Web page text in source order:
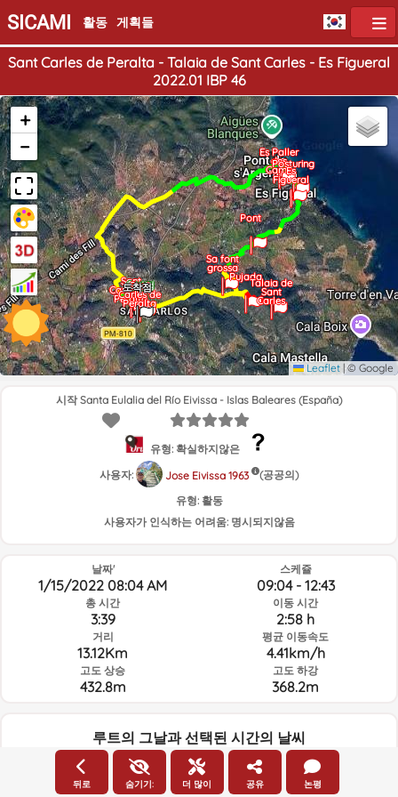
SICAMI 활동 게획들
Sant Carles de Peralta - Talaia de Sant Carles - Es Figueral
2022.01 IBP 46
출발점
도착점
Sant
Carles de
Peralta
PujadaTalaia de
Sant
Carles
Sa font
grossa
Pont
Es
Figueral
Posturing
Es Paller
des
Camp
Sant
Carles de
Peralta
+
−
Leaflet |© Google
시작 Santa Eulalia del Río Eivissa - Islas Baleares (España)
유형: 확실하지않은
사용자:
Jose Eivissa 1963
(공공의)
유형: 활동
사용자가 인식하는 어려움: 명시되지않음
날짜'
1/15/2022 08:04 AM
총 시간
3:39
거리
13.12Km
고도 상승
432.8m
스케쥴
09:04 - 12:43
이동 시간
2:58 h
평균 이동속도
4.41km/h
고도 하강
368.2m
루트의 그날과 선택된 시간의 날씨
08:00
뒤로 숨기기: 더 많이 공유 논평